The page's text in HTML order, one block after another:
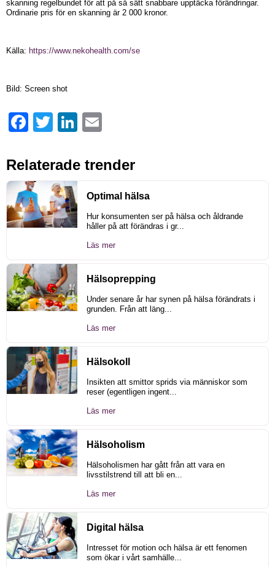
skanning regelbundet för att på så sätt snabbare upptäcka förändringar.
Ordinarie pris för en skanning är 2 000 kronor.
Källa: https://www.nekohealth.com/se
Bild: Screen shot
FacebookTwitter LinkedIn
Relaterade trender
Optimal hälsa
Hur konsumenten ser på hälsa och åldrande
håller på att förändras i gr...
Läs mer
Hälsoprepping
Under senare år har synen på hälsa förändrats i
grunden. Från att läng...
Läs mer
Hälsokoll
Insikten att smittor sprids via människor som
reser (egentligen ingent...
Läs mer
Hälsoholism
Hälsoholismen har gått från att vara en
livsstilstrend till att bli en...
Läs mer
Digital hälsa
Intresset för motion och hälsa är ett fenomen
som ökar i vårt samhälle...